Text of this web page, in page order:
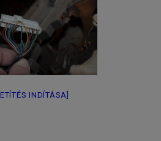
INDÍTÁSA]